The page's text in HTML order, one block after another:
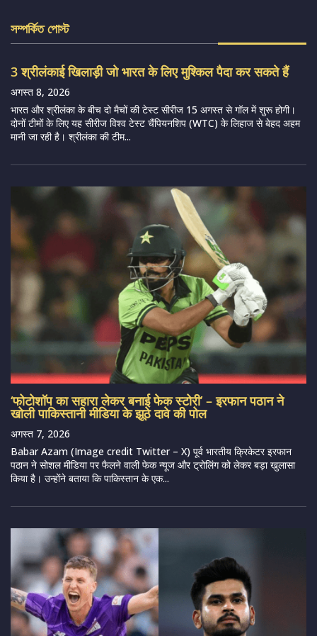
সম্পর্কিত পোস্ট
3 श्रीलंकाई खिलाड़ी जो भारत के लिए मुश्किल पैदा कर सकते हैं
अगस्त 8, 2026
भारत और श्रीलंका के बीच दो मैचों की टेस्ट सीरीज 15 अगस्त से गॉल में शुरू होगी।
दोनों टीमों के लिए यह सीरीज विश्व टेस्ट चैंपियनशिप (WTC) के लिहाज से बेहद अहम
मानी जा रही है। श्रीलंका की टीम...
‘फोटोशॉप का सहारा लेकर बनाई फेक स्टोरी’ – इरफान पठान ने
खोली पाकिस्तानी मीडिया के झूठे दावे की पोल
अगस्त 7, 2026
Babar Azam (Image credit Twitter – X) पूर्व भारतीय क्रिकेटर इरफान
पठान ने सोशल मीडिया पर फैलने वाली फेक न्यूज और ट्रोलिंग को लेकर बड़ा खुलासा
किया है। उन्होंने बताया कि पाकिस्तान के एक...